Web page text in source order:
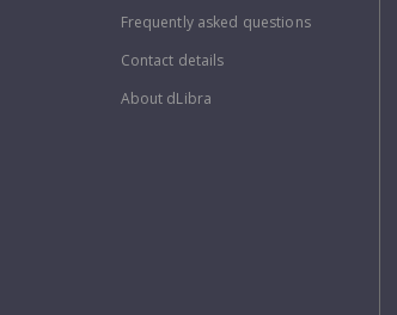
Frequently asked questions
Contact details
About dLibra